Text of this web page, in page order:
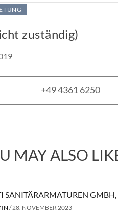
zuständig)
+49 4361 6250
MAY ALSO
SANITÄRARMATUREN
/ 28. NOVEMBER 2023